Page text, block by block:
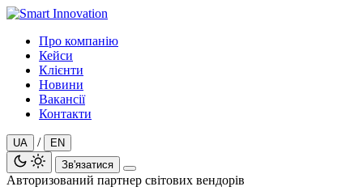
Перейти
вмістуПро компанію
Кейси
Клієнти
Новини
Вакансії
Контакти
UA /
EN
Зв'язатися
Авторизований партнер світових вендорів